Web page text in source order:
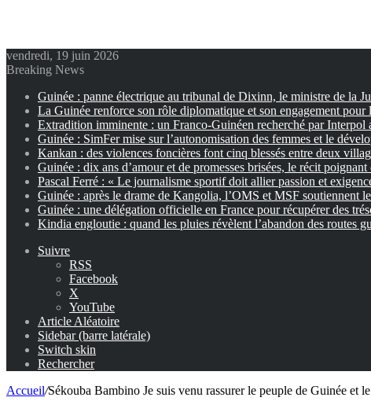
vendredi, 19 juin 2026
Breaking News
Guinée : panne électrique au tribunal de Dixinn, le ministre de la
La Guinée renforce son rôle diplomatique et son engagement pour
Extradition imminente : un Franco-Guinéen recherché par Interpol
Guinée : SimFer mise sur l’autonomisation des femmes et le
Kankan : des violences foncières font cinq blessés entre deux
Guinée : dix ans d’amour et de promesses brisées, le récit poignant
Pascal Ferré : « Le journalisme sportif doit allier passion et
Guinée : après le drame de Kangolia, l’OMS et MSF soutiennent
Guinée : une délégation officielle en France pour récupérer des
Kindia engloutie : quand les pluies révèlent l’abandon des routes
Suivre
RSS
Facebook
X
YouTube
Article Aléatoire
Sidebar (barre latérale)
Switch skin
Rechercher
Accueil/Sékouba Bambino Je suis venu rassurer le peuple de Guinée et